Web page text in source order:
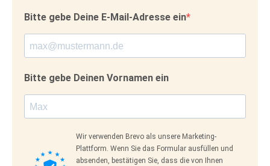
Bitte gebe Deine E-Mail-Adresse ein
Bitte gebe Deinen Vornamen ein
Wir verwenden Brevo als unsere Marketing-
Plattform. Wenn Sie das Formular ausfüllen und
absenden, bestätigen Sie, dass die von Ihnen